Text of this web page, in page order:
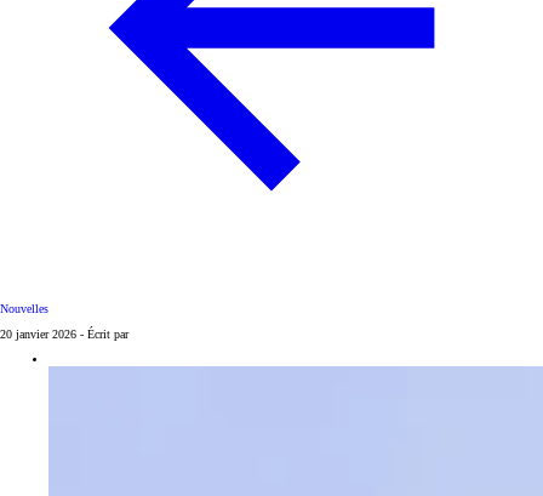
Nouvelles
20 janvier 2026 - Écrit par